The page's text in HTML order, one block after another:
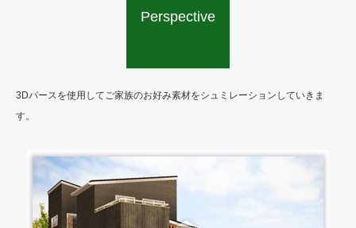
making story
Perspective
3Dパースを使用してご家族のお好み素材をシュミレーションしていきま
す。